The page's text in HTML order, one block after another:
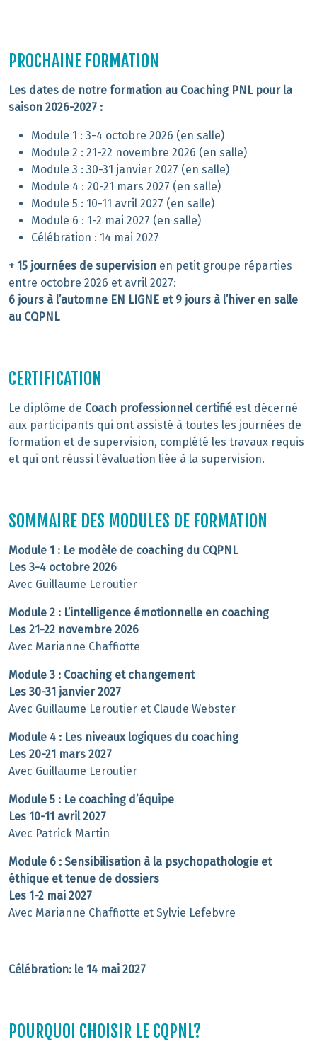
PROCHAINE FORMATION
Les dates de notre formation au Coaching PNL pour la
saison 2026-2027 :
Module 1 : 3-4 octobre 2026 (en salle)
Module 2 : 21-22 novembre 2026 (en salle)
Module 3 : 30-31 janvier 2027 (en salle)
Module 4 : 20-21 mars 2027 (en salle)
Module 5 : 10-11 avril 2027 (en salle)
Module 6 : 1-2 mai 2027 (en salle)
Célébration : 14 mai 2027
+ 15 journées de supervision en petit groupe réparties
entre octobre 2026 et avril 2027:
6 jours à l’automne EN LIGNE et 9 jours à l’hiver en salle
au CQPNL
CERTIFICATION
Le diplôme de Coach professionnel certifié est décerné
aux participants qui ont assisté à toutes les journées de
formation et de supervision, complété les travaux requis
et qui ont réussi l’évaluation liée à la supervision.
SOMMAIRE DES MODULES DE FORMATION
Module 1 : Le modèle de coaching du CQPNL
Les 3-4 octobre 2026
Avec Guillaume Leroutier
Module 2 : L’intelligence émotionnelle en coaching
Les 21-22 novembre 2026
Avec Marianne Chaffiotte
Module 3 : Coaching et changement
Les 30-31 janvier 2027
Avec Guillaume Leroutier et Claude Webster
Module 4 : Les niveaux logiques du coaching
Les 20-21 mars 2027
Avec Guillaume Leroutier
Module 5 : Le coaching d’équipe
Les 10-11 avril 2027
Avec Patrick Martin
Module 6 : Sensibilisation à la psychopathologie et
éthique et tenue de dossiers
Les 1-2 mai 2027
Avec Marianne Chaffiotte et Sylvie Lefebvre
Célébration: le 14 mai 2027
POURQUOI CHOISIR LE CQPNL?